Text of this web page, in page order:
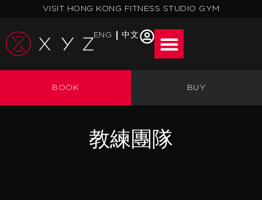
主
要
VISIT HONG KONG FITNESS STUDIO GYM
ENG 中文
BOOK BUY
教練團隊